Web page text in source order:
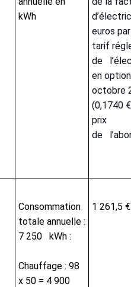
kWh
euros
tarif
de
en
octobre
(0,1740
prix
de
Consommation
totale annuelle :
7 250 kWh :
Chauffage : 98
x 50 = 4 900
1 261,5 €